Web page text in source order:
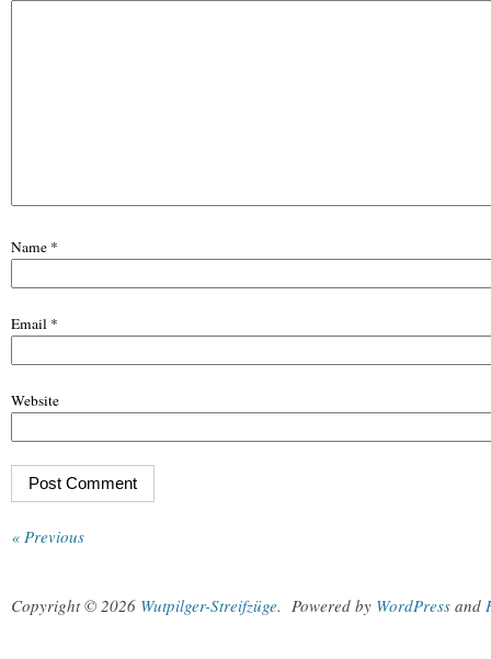
Name *
Email *
Website
« Previous
Copyright © 2026 Wutpilger-Streifzüge. Powered by WordPress and